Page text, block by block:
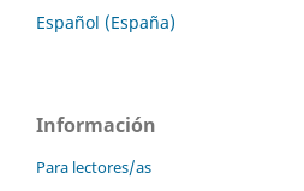
Español (España)
Información
Para lectores/as